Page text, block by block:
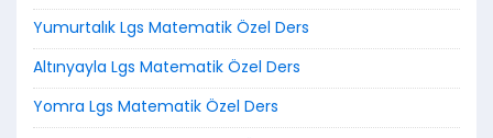
Yumurtalık Lgs Matematik Özel Ders
Altınyayla Lgs Matematik Özel Ders
Yomra Lgs Matematik Özel Ders